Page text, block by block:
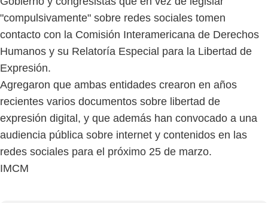
"compulsivamente" sobre redes sociales tomen
contacto con la Comisión Interamericana de Derechos
Humanos y su Relatoría Especial para la Libertad de
Expresión.
Agregaron que ambas entidades crearon en años
recientes varios documentos sobre libertad de
expresión digital, y que además han convocado a una
audiencia pública sobre internet y contenidos en las
redes sociales para el próximo 25 de marzo.
IMCM